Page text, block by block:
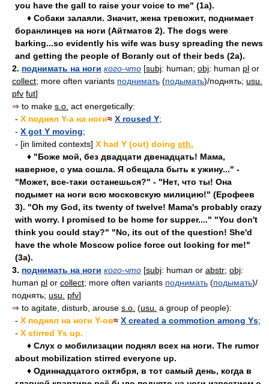
you have the gall to raise your voice to me" (1a).
♦ Собаки залаяли. Значит, жена тревожит, поднимает
боранлинцев на ноги (Айтматов 2). The dogs were
barking...so evidently his wife was busy spreading the news
and getting the people of Boranly out of their beds (2a).
2. поднимать на ноги кого-что [subj: human; obj: human pl or
collect; more often variants поднимать (подымать)/поднять; usu.
pfv fut]
⇒ to make s.o. act energetically:
- X поднял Y-а на ноги≈ X roused Y;
- X got Y moving;
- [in limited contexts] X had Y (out) doing sth.
♦ "Боже мой, без двадцати двенадцать! Мама,
наверное, с ума сошла. Я обещала быть к ужину..." -
"Может, все-таки останешься?" - "Нет, что ты! Она
подымет на ноги всю московскую милицию!" (Ерофеев
3). "Oh my God, its twenty of twelve! Mama's probably crazy
with worry. I promised to be home for supper...." "You don't
think you could stay?" "No, its out of the question! She'd
have the whole Moscow police force out looking for me!"
(3a).
3. поднимать на ноги кого-что [subj: human or abstr; obj:
human pl or collect; more often variants поднимать (подымать)/
поднять; usu. pfv]
⇒ to agitate, disturb, arouse s.o. (usu. a group of people):
- X поднял на ноги Y-ов≈ X created a commotion among Ys;
- X stirred Ys up.
♦ Слух о мобилизации поднял всех на ноги. The rumor
about mobilization stirred everyone up.
♦ Одиннадцатого октября, в тот самый день, когда в